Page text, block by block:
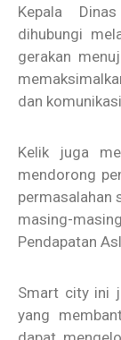
Kepala
dihubungi
gerakan
dan
Kelik juga
mendorong
permasalahan
masing-
Pendapatan
Smart city ini
yang